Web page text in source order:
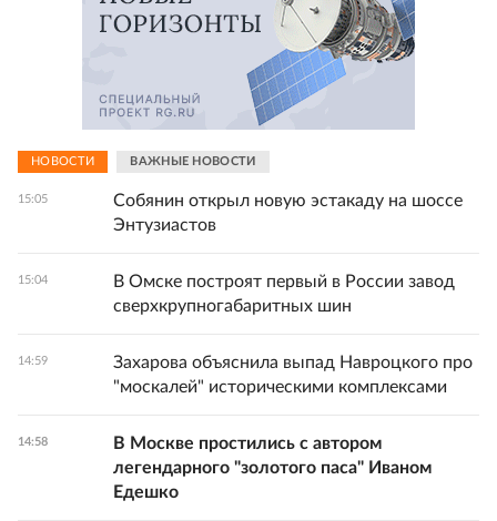
НОВОСТИ ВАЖНЫЕ НОВОСТИ
15:05
Собянин открыл новую эстакаду на шоссе
Энтузиастов
15:04
В Омске построят первый в России завод
сверхкрупногабаритных шин
14:59
Захарова объяснила выпад Навроцкого про
"москалей" историческими комплексами
14:58
В Москве простились с автором
легендарного "золотого паса" Иваном
Едешко